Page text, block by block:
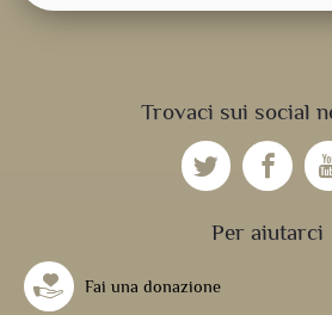
Trovaci sui social
Per aiutarci
Fai una donazione